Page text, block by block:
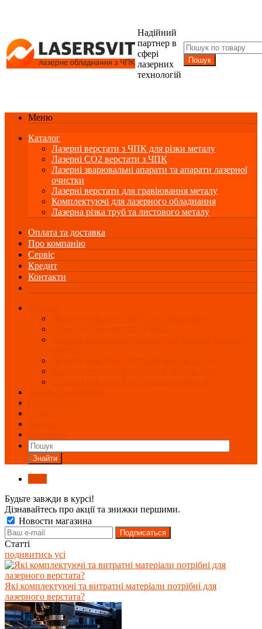
Надійний
партнер в
сфері
лазерних
технологій
Меню
Каталог
Лазерні верстати з ЧПК для різки металу
Лазерні СО2 верстати з ЧПК
Лазерні зварювальні апарати та апарати лазерної
очистки
Лазерні верстати для гравіювання металу
Комплектуючі для лазерного обладнання
Лазерна різка труб та листового металу
Оплата та доставка
Про компанію
Сервіс
Кредит
Контакти
Знайти
Будьте завжди в курсі!
Дізнавайтесь про акції та знижки першими.
Новости магазина
Статті
подивитись усі
Які комплектуючі та витратні матеріали потрібні для
лазерного верстата?